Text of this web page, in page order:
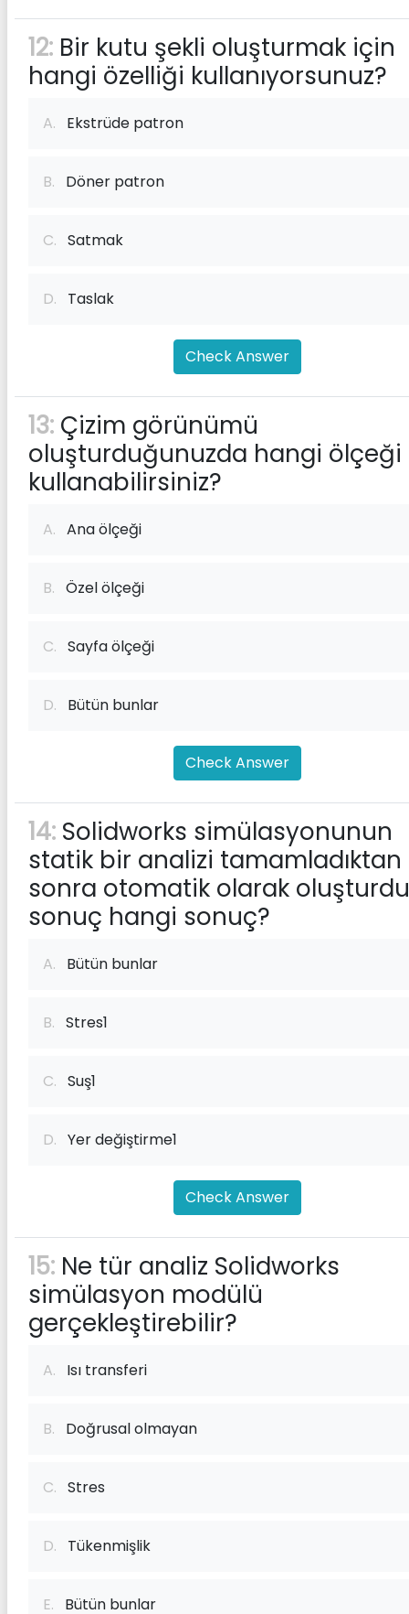
12: Bir kutu şekli oluşturmak için
hangi özelliği kullanıyorsunuz?
A. Ekstrüde patron
B. Döner patron
C. Satmak
D. Taslak
Check Answer
13: Çizim görünümü
oluşturduğunuzda hangi ölçeği
kullanabilirsiniz?
A. Ana ölçeği
B. Özel ölçeği
C. Sayfa ölçeği
D. Bütün bunlar
Check Answer
14: Solidworks simülasyonunun
statik bir analizi tamamladıktan
sonra otomatik olarak
sonuç hangi sonuç?
A. Bütün bunlar
B. Stres1
C. Suş1
D. Yer değiştirme1
Check Answer
15: Ne tür analiz Solidworks
simülasyon modülü
gerçekleştirebilir?
A. Isı transferi
B. Doğrusal olmayan
C. Stres
D. Tükenmişlik
E. Bütün bunlar